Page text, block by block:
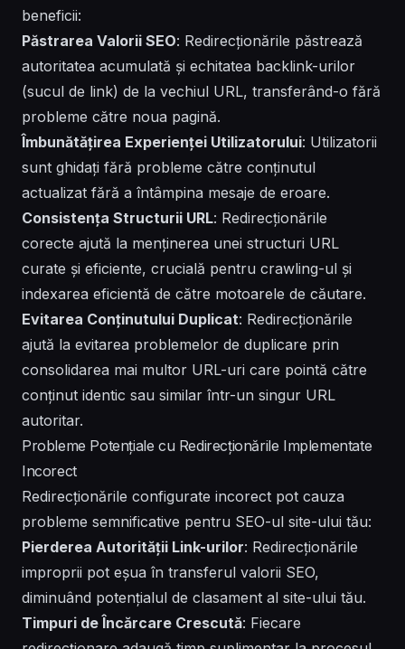
beneficii:
Păstrarea Valorii SEO: Redirecționările păstrează
autoritatea acumulată și echitatea backlink-urilor
(sucul de link) de la vechiul URL, transferând-o fără
probleme către noua pagină.
Îmbunătățirea Experienței Utilizatorului: Utilizatorii
sunt ghidați fără probleme către conținutul
actualizat fără a întâmpina mesaje de eroare.
Consistența Structurii URL: Redirecționările
corecte ajută la menținerea unei structuri URL
curate și eficiente, crucială pentru crawling-ul și
indexarea eficientă de către motoarele de căutare.
Evitarea Conținutului Duplicat: Redirecționările
ajută la evitarea problemelor de duplicare prin
consolidarea mai multor URL-uri care pointă către
conținut identic sau similar într-un singur URL
autoritar.
Probleme Potențiale cu Redirecționările Implementate
Incorect
Redirecționările configurate incorect pot cauza
probleme semnificative pentru SEO-ul site-ului tău:
Pierderea Autorității Link-urilor: Redirecționările
improprii pot eșua în transferul valorii SEO,
diminuând potențialul de clasament al site-ului tău.
Timpuri de Încărcare Crescută: Fiecare